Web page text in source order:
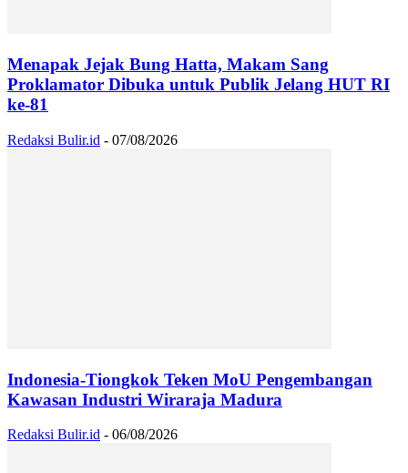
Menapak Jejak Bung Hatta, Makam Sang
Proklamator Dibuka untuk Publik Jelang HUT RI
ke-81
Redaksi Bulir.id - 07/08/2026
Indonesia-Tiongkok Teken MoU Pengembangan
Kawasan Industri Wiraraja Madura
Redaksi Bulir.id - 06/08/2026